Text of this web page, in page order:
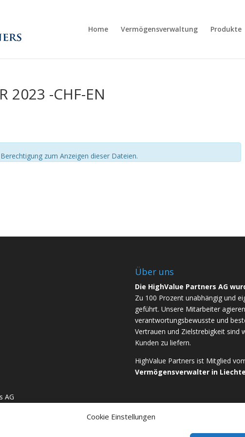
Cookie Einstellungen
Home Vermögensverwaltung Produkte
2023 -CHF-EN
zum Anzeigen dieser Dateien.
AG
Über uns
Die HighValue Partners AG
Zu 100 Prozent unabhängig und
geführt. Unsere Mitarbeiter
verantwortungsbewusste und
Vertrauen und Zielstrebigkeit sind
Kunden zu liefern.
HighValue Partners ist Mitglied
Vermögensverwalter in